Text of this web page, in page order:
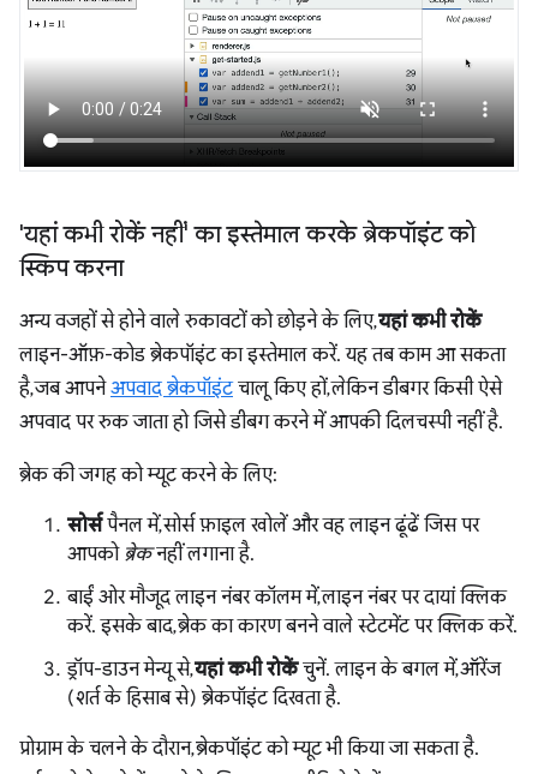
'यहां कभी रोकें नहीं' का इस्तेमाल करके ब्रेकपॉइंट को
स्किप करना
अन्य वजहों से होने वाले रुकावटों को छोड़ने के लिए,यहां कभी रोकें
लाइन-ऑफ़-कोड ब्रेकपॉइंट का इस्तेमाल करें. यह तब काम आ सकता
है, जब आपनेअपवाद ब्रेकपॉइंटचालू किए हों, लेकिन डीबगर किसी ऐसे
अपवाद पर रुक जाता हो जिसे डीबग करने में आपकी दिलचस्पी नहीं है.
ब्रेक की जगह को म्यूट करने के लिए:
सोर्सपैनल में, सोर्स फ़ाइल खोलें और वह लाइन ढूंढें जिस पर
आपको ब्रेकनहीं लगाना है.
बाईं ओर मौजूद लाइन नंबर कॉलम में, लाइन नंबर पर दायां क्लिक
करें. इसके बाद, ब्रेक का कारण बनने वाले स्टेटमेंट पर क्लिक करें.
ड्रॉप-डाउन मेन्यू से,यहां कभी रोकेंचुनें. लाइन के बगल में, ऑरेंज
(शर्त के हिसाब से) ब्रेकपॉइंट दिखता है.
प्रोग्राम के चलने के दौरान, ब्रेकपॉइंट को म्यूट भी किया जा सकता है.